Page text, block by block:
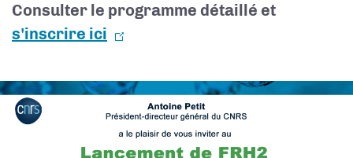
Consulter le programme détaillé et
s'inscrire ici